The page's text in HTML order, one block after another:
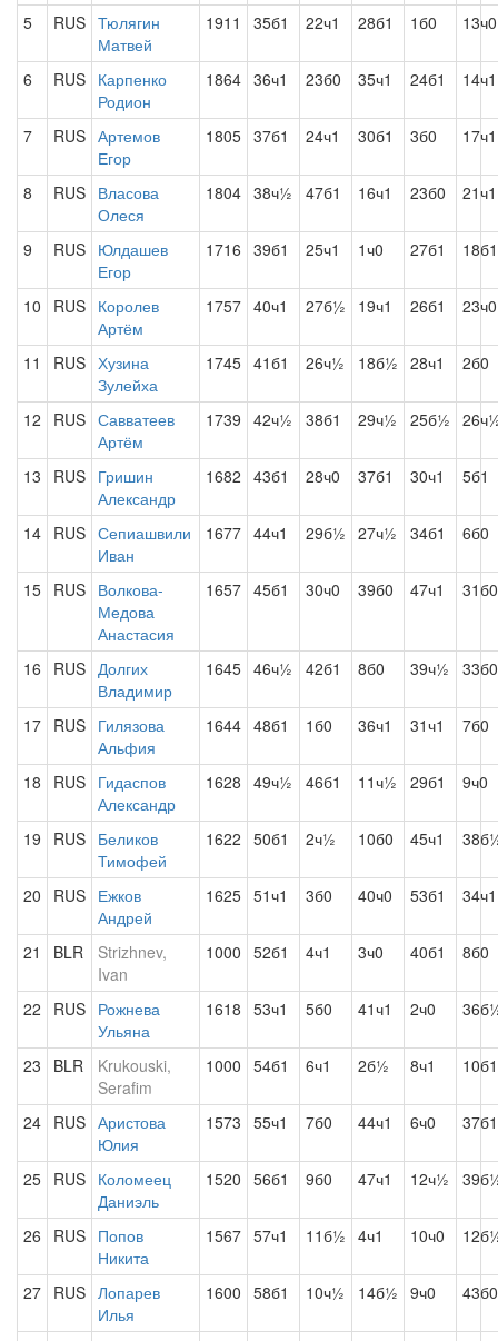
5 RUS Тюлягин
Матвей
1911 35б1 22ч1 28б1 1б0 13ч0
6 RUS Карпенко
Родион
1864 36ч1 23б0 35ч1 24б1 14ч1
7 RUS Артемов
Егор
1805 37б1 24ч1 30б1 3б0 17ч1
8 RUS Власова
Олеся
1804 38ч½ 47б1 16ч1 23б0 21ч1
9 RUS Юлдашев
Егор
1716 39б1 25ч1 1ч0 27б1 18б1
10 RUS Королев
Артём
1757 40ч1 27б½ 19ч1 26б1 23ч0
11 RUS Хузина
Зулейха
1745 41б1 26ч½ 18б½ 28ч1 2б0
12 RUS Савватеев
Артём
1739 42ч½ 38б1 29ч½ 25б½
13 RUS Гришин
Александр
1682 43б1 28ч0 37б1 30ч1 5б1
14 RUS Сепиашвили
Иван
1677 44ч1 29б½ 27ч½ 34б1 6б0
15 RUS Волкова-
Медова
Анастасия
1657 45б1 30ч0 39б0 47ч1 31б0
16 RUS Долгих
Владимир
1645 46ч½ 42б1 8б0 39ч½ 33б0
17 RUS Гилязова
Альфия
1644 48б1 1б0 36ч1 31ч1 7б0
18 RUS Гидаспов
Александр
1628 49ч½ 46б1 11ч½ 29б1 9ч0
19 RUS Беликов
Тимофей
1622 50б1 2ч½ 10б0 45ч1
20 RUS Ежков
Андрей
1625 51ч1 3б0 40ч0 53б1 34ч1
21 BLR
Strizhnev,
Ivan
1000 52б1 4ч1 3ч0 40б1 8б0
22 RUS Рожнева
Ульяна
1618 53ч1 5б0 41ч1 2ч0
23 BLR
Krukouski,
Serafim
1000 54б1 6ч1 2б½ 8ч1 10б1
24 RUS Аристова
Юлия
1573 55ч1 7б0 44ч1 6ч0 37б1
25 RUS Коломеец
Даниэль
1520 56б1 9б0 47ч1 12ч½
26 RUS Попов
Никита
1567 57ч1 11б½ 4ч1 10ч0
27 RUS Лопарев
Илья
1600 58б1 10ч½ 14б½ 9ч0 43б0